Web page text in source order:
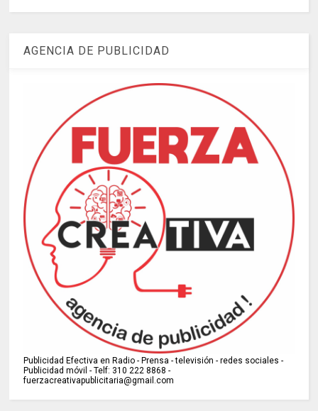
AGENCIA DE PUBLICIDAD
Publicidad Efectiva en Radio - Prensa - televisión - redes sociales -
Publicidad móvil - Telf: 310 222 8868 -
fuerzacreativapublicitaria@gmail.com